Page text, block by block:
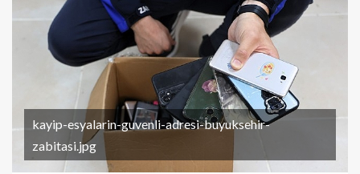
kayip-esyalarin-guvenli-adresi-buyuksehir-
zabitasi.jpg